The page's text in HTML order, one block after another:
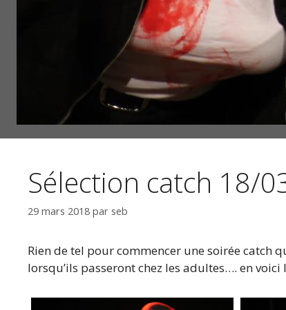
Sélection catch 18/
29 mars 2018 par seb
Rien de tel pour commencer une soirée catch
lorsqu’ils passeront chez les adultes…. en voici